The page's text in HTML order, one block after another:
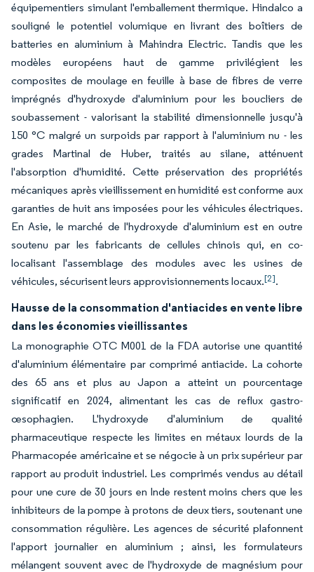
équipementiers simulant l'emballement thermique. Hindalco a
souligné le potentiel volumique en livrant des boîtiers de
batteries en aluminium à Mahindra Electric. Tandis que les
modèles européens haut de gamme privilégient les
composites de moulage en feuille à base de fibres de verre
imprégnés d'hydroxyde d'aluminium pour les boucliers de
soubassement - valorisant la stabilité dimensionnelle jusqu'à
150 °C malgré un surpoids par rapport à l'aluminium nu - les
grades Martinal de Huber, traités au silane, atténuent
l'absorption d'humidité. Cette préservation des propriétés
mécaniques après vieillissement en humidité est conforme aux
garanties de huit ans imposées pour les véhicules électriques.
En Asie, le marché de l'hydroxyde d'aluminium est en outre
soutenu par les fabricants de cellules chinois qui, en co-
localisant l'assemblage des modules avec les usines de
véhicules, sécurisent leurs approvisionnements locaux.[2].
Hausse de la consommation d'antiacides en vente libre
dans les économies vieillissantes
La monographie OTC M001 de la FDA autorise une quantité
d'aluminium élémentaire par comprimé antiacide. La cohorte
des 65 ans et plus au Japon a atteint un pourcentage
significatif en 2024, alimentant les cas de reflux gastro-
œsophagien. L'hydroxyde d'aluminium de qualité
pharmaceutique respecte les limites en métaux lourds de la
Pharmacopée américaine et se négocie à un prix supérieur par
rapport au produit industriel. Les comprimés vendus au détail
pour une cure de 30 jours en Inde restent moins chers que les
inhibiteurs de la pompe à protons de deux tiers, soutenant une
consommation régulière. Les agences de sécurité plafonnent
l'apport journalier en aluminium ; ainsi, les formulateurs
mélangent souvent avec de l'hydroxyde de magnésium pour